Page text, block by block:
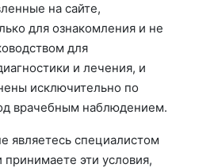
на сайте,
для ознакомления и не
для
и лечения, и
исключительно по
врачебным наблюдением.
являетесь специалистом
принимаете эти условия,